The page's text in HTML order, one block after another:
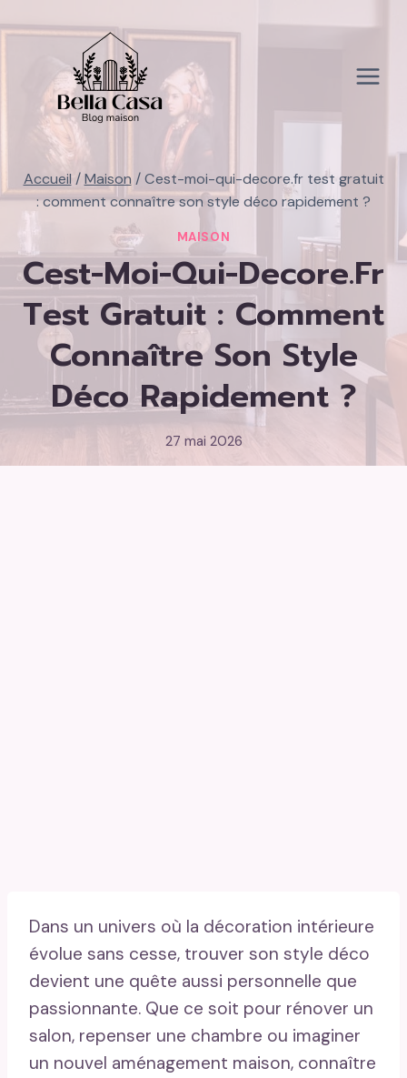
au
contenu
Accueil / Maison / Cest-moi-qui-decore.fr test gratuit
: comment connaître son style déco rapidement ?
MAISON
Cest-Moi-Qui-Decore.fr
Test Gratuit : Comment
Connaître Son Style
Déco Rapidement ?
27 mai 2026
Dans un univers où la décoration intérieure
évolue sans cesse, trouver son style déco
devient une quête aussi personnelle que
passionnante. Que ce soit pour rénover un
salon, repenser une chambre ou imaginer
un nouvel aménagement maison, connaître